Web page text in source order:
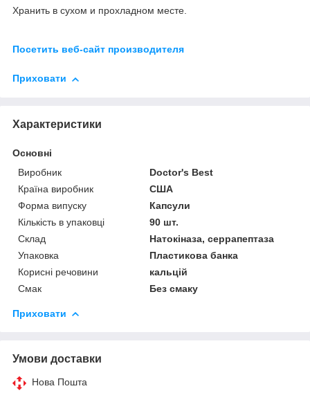
Хранить в сухом и прохладном месте.
Посетить веб-сайт производителя
Приховати
Характеристики
Основні
Виробник
Doctor's Best
Країна виробник
США
Форма випуску
Капсули
Кількість в упаковці
90 шт.
Склад
Натокіназа, серрапептаза
Упаковка
Пластикова банка
Корисні речовини
кальцій
Смак
Без смаку
Приховати
Умови доставки
Нова Пошта